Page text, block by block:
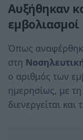
Αυξήθηκαν
εμβολιασμοί
Όπως
στη
ο αριθμός των
ημερησίως, με
διενεργείται και